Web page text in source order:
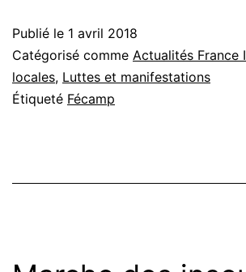
Publié le 1 avril 2018
Catégorisé comme Actualités France
locales, Luttes et manifestations
Étiqueté Fécamp